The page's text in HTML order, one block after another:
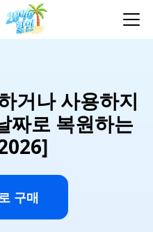
거나 사용하지
짜로 복원하는
구매